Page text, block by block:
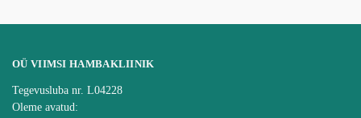
OÜ VIIMSI HAMBAKLIINIK
Tegevusluba nr. L04228
Oleme avatud: